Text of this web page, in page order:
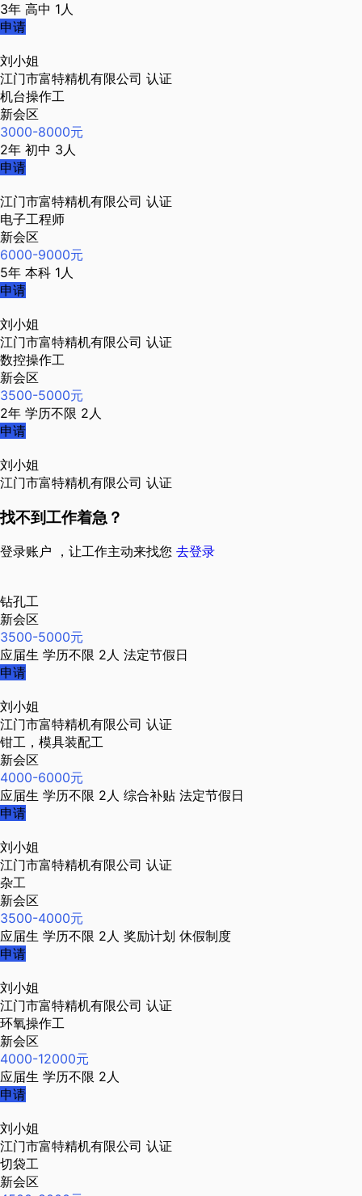
3年 高中 1人
申请
刘小姐
江门市富特精机有限公司 认证
机台操作工
新会区
3000-8000元
2年 初中 3人
申请
江门市富特精机有限公司 认证
电子工程师
新会区
6000-9000元
5年 本科 1人
申请
刘小姐
江门市富特精机有限公司 认证
数控操作工
新会区
3500-5000元
2年 学历不限 2人
申请
刘小姐
江门市富特精机有限公司 认证
找不到工作着急？
登录账户 ，让工作主动来找您 去登录
钻孔工
新会区
3500-5000元
应届生 学历不限 2人 法定节假日
申请
刘小姐
江门市富特精机有限公司 认证
钳工，模具装配工
新会区
4000-6000元
应届生 学历不限 2人 综合补贴 法定节假日
申请
刘小姐
江门市富特精机有限公司 认证
杂工
新会区
3500-4000元
应届生 学历不限 2人 奖励计划 休假制度
申请
刘小姐
江门市富特精机有限公司 认证
环氧操作工
新会区
4000-12000元
应届生 学历不限 2人
申请
刘小姐
江门市富特精机有限公司 认证
切袋工
新会区